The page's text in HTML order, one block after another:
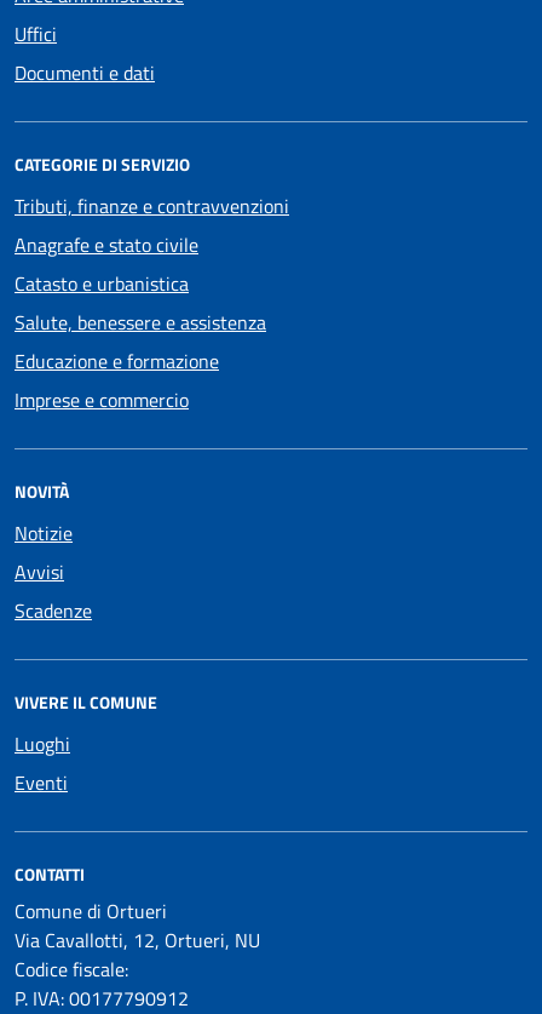
Uffici
Documenti e dati
CATEGORIE DI SERVIZIO
Tributi, finanze e contravvenzioni
Anagrafe e stato civile
Catasto e urbanistica
Salute, benessere e assistenza
Educazione e formazione
Imprese e commercio
NOVITÀ
Notizie
Avvisi
Scadenze
VIVERE IL COMUNE
Luoghi
Eventi
CONTATTI
Comune di Ortueri
Via Cavallotti, 12, Ortueri, NU
Codice fiscale:
P. IVA: 00177790912